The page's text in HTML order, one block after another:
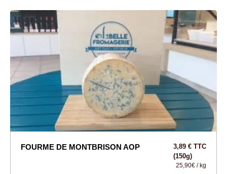
FOURME DE MONTBRISON AOP
3,89 € TTC
(150g)
25,90€ / kg